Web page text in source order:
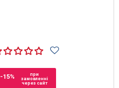
-15%
при
замовленні
через сайт